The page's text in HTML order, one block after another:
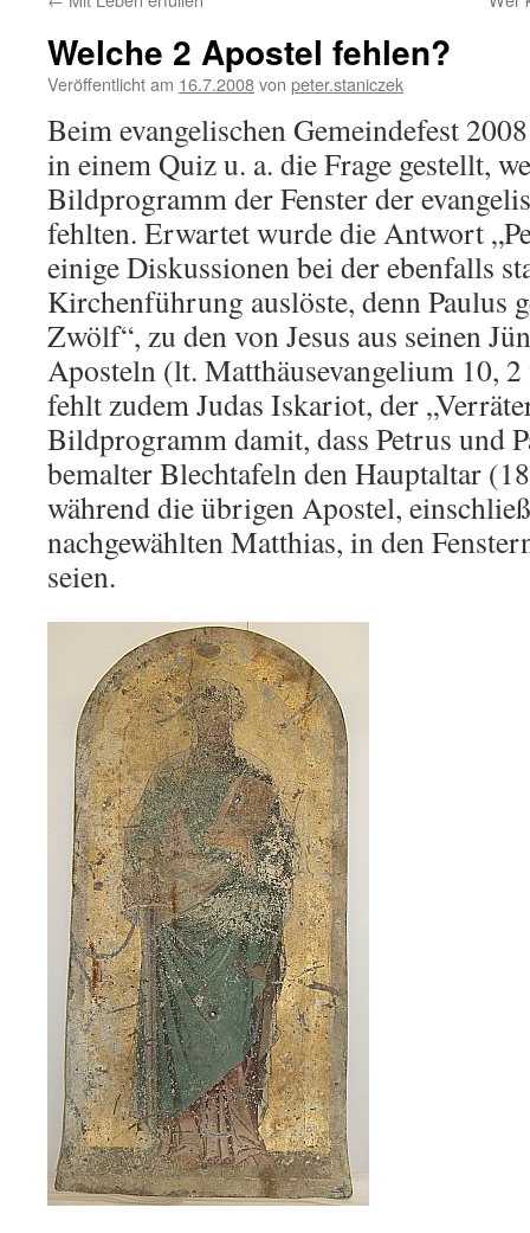
Welche 2 Apostel fehlen?
Veröffentlicht am 16.7.2008von peter.staniczek
Beim evangelischen Gemeindefest
in einem Quiz u. a. die Frage gestellt,
Bildprogramm der Fenster der
fehlten. Erwartet wurde die Antwort
einige Diskussionen bei der ebenfalls
Kirchenführung auslöste, denn Paulus
Zwölf“, zu den von Jesus aus seinen
Aposteln (lt. Matthäusevangelium 10,
fehlt zudem Judas Iskariot, der
Bildprogramm damit, dass Petrus und
bemalter Blechtafeln den Hauptaltar
während die übrigen Apostel,
nachgewählten Matthias, in den
seien.